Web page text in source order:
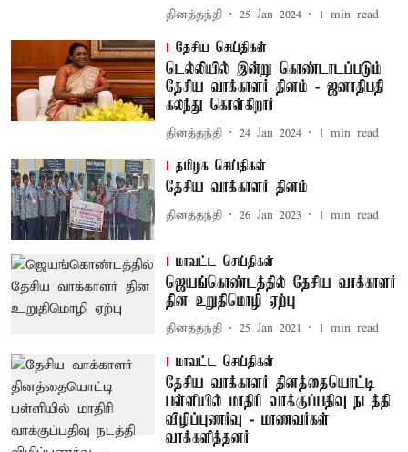
தினத்தந்தி 25 Jan 2024 1 min read
தேசிய செய்திகள்
டெல்லியில் இன்று கொண்டாடப்படும்
தேசிய வாக்காளர் தினம் - ஜனாதிபதி
கலந்து கொள்கிறார்
தினத்தந்தி 24 Jan 2024 1 min read
தமிழக செய்திகள்
தேசிய வாக்காளர் தினம்
தினத்தந்தி 26 Jan 2023 1 min read
மாவட்ட செய்திகள்
ஜெயங்கொண்டத்தில் தேசிய வாக்காளர்
தின உறுதிமொழி ஏற்பு
தினத்தந்தி 25 Jan 2021 1 min read
மாவட்ட செய்திகள்
தேசிய வாக்காளர் தினத்தையொட்டி
பள்ளியில் மாதிரி வாக்குப்பதிவு நடத்தி
விழிப்புணர்வு - மாணவர்கள்
வாக்களித்தனர்